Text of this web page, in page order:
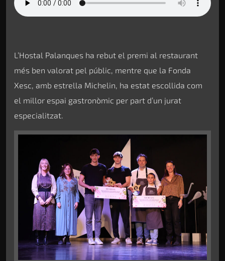
L’Hostal Palanques ha rebut el premi al restaurant
més ben valorat pel públic, mentre que la Fonda
Xesc, amb estrella Michelin, ha estat escollida com
el millor espai gastronòmic per part d’un jurat
especialitzat.